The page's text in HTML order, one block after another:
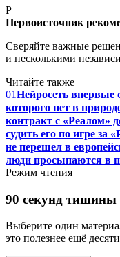
P
Первоисточник
Сверяйте важные
и несколькими
Читайте также
01Нейросеть впервые
которого нет в
контракт с «Реалом»
судить его по игре за
не перешел в
люди просыпаются в
Режим чтения
90 секунд тишины
Выберите один
это полезнее ещё